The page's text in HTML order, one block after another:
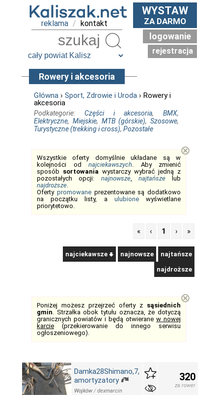
reklama / kontakt
WYSTAW
ZA DARMO
logowanie
rejestracja
Rowery i akcesoria
Główna › Sport, Zdrowie i Uroda › Rowery i
akcesoria
Podkategorie: Części i akcesoria, BMX,
Elektryczne, Miejskie, MTB (górskie), Szosowe,
Turystyczne (trekking i cross), Pozostałe
Wszystkie oferty domyślnie układane są w
kolejności od najciekawszych. Aby zmienić
sposób sortowania wystarczy wybrać jedną z
pozostałych opcji: najnowsze, najtańszelub
najdroższe.
Oferty promowaneprezentowane są dodatkowo
na początku listy, a ulubionewyświetlane
priorytetowo.
⊗
« ‹ 1 › »
najciekawsze najnowsze najtańsze
najdroższe
Poniżej możesz przejrzeć oferty z sąsiednich
gmin. Strzałka obok tytułu oznacza, że dotyczą
granicznych powiatów i będą otwierane w nowej
karcie (przekierowanie do innego serwisu
ogłoszeniowego).
⊗
Damka28Shimano,7,
amortyzatory
Wojków /dexmarcin
320
za rower